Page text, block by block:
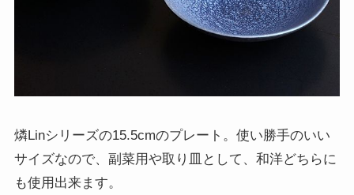
燐Linシリーズの15.5cmのプレート。使い勝手のいい
サイズなので、副菜用や取り皿として、和洋どちらに
も使用出来ます。